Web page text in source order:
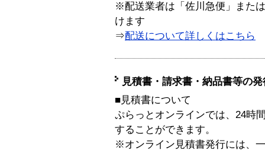
※配送業者は「佐川急便」また
けます
⇒配送について詳しくはこちら
見積書・請求書・納品書等の
■見積書について
ぷらっとオンラインでは、24時
することができます。
※オンライン見積書発行には、